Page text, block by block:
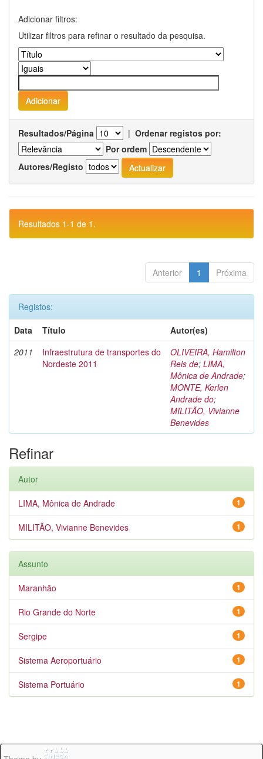
Adicionar filtros:
Utilizar filtros para refinar o resultado da pesquisa.
Resultados/Página | Ordenar registos por:
Por ordem
Autores/Registo
Resultados 1-1 de 1.
Anterior 1 Próxima
Registos:
Data
Título
Autor(es)
2011
Infraestrutura de transportes do
Nordeste 2011
OLIVEIRA, Hamilton
Reis de; LIMA,
Mônica de Andrade;
MONTE, Kerlen
Andrade do;
MILITÃO, Vivianne
Benevides
Refinar
Autor
1
LIMA, Mônica de Andrade
1
MILITÃO, Vivianne Benevides
Assunto
1
Maranhão
1
Rio Grande do Norte
1
Sergipe
1
Sistema Aeroportuário
1
Sistema Portuário